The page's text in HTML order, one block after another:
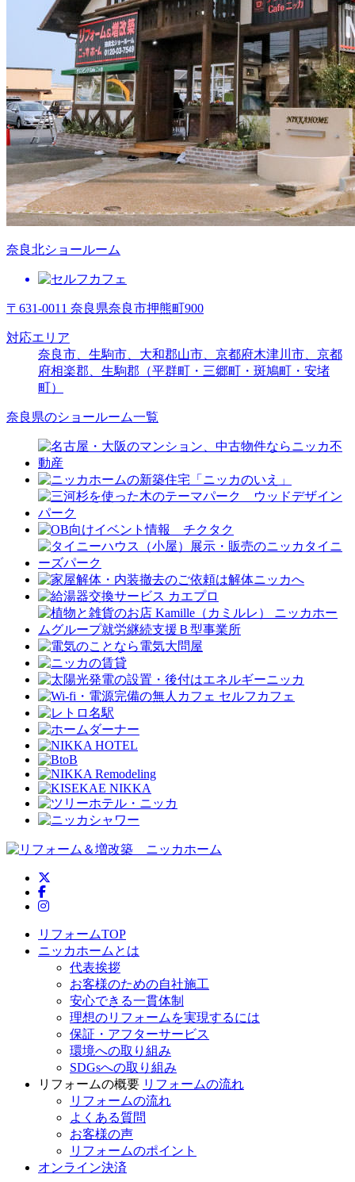
奈良北ショールーム
〒631-0011 奈良県奈良市押熊町900
対応エリア
奈良市、生駒市、大和郡山市、京都府木津川市、京都
府相楽郡、生駒郡（平群町・三郷町・斑鳩町・安堵
町）
奈良県のショールーム一覧
ニッカホーム公式Facebook
ニッカホーム公式Instagram
リフォームTOP
ニッカホームとは
代表挨拶
お客様のための自社施工
安心できる一貫体制
理想のリフォームを実現するには
保証・アフターサービス
環境への取り組み
SDGsへの取り組み
リフォームの概要 リフォームの流れ
リフォームの流れ
よくある質問
お客様の声
リフォームのポイント
オンライン決済